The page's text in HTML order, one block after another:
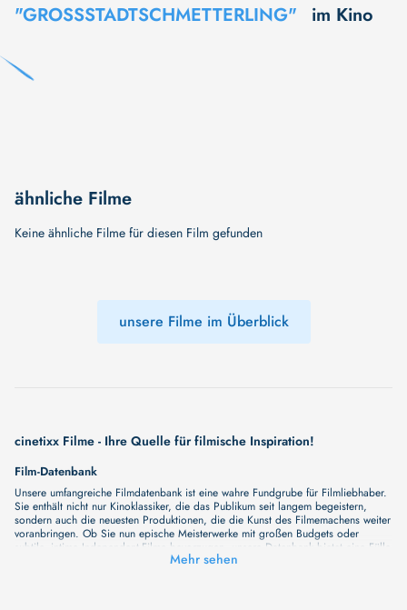
"GROSSSTADTSCHMETTERLING" im Kino
ähnliche Filme
Keine ähnliche Filme für diesen Film gefunden
unsere Filme im Überblick
cinetixx Filme - Ihre Quelle für filmische Inspiration!
Film-Datenbank
Unsere umfangreiche Filmdatenbank ist eine wahre Fundgrube für Filmliebhaber.
Sie enthält nicht nur Kinoklassiker, die das Publikum seit langem begeistern,
sondern auch die neuesten Produktionen, die die Kunst des Filmemachens weiter
voranbringen. Ob Sie nun epische Meisterwerke mit großen Budgets oder
subtile, intime Independent-Filme bevorzugen, unsere Datenbank bietet eine Fülle
von Inhalten, die Ihr Herz und Ihren Geist berühren werden. Beim Durchstöbern
Mehr sehen